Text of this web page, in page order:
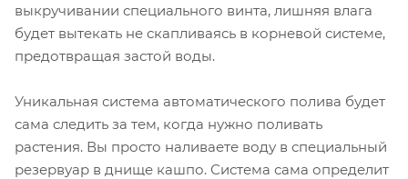
выкручивании специального винта, лишняя влага
будет вытекать не скапливаясь в корневой системе,
предотвращая застой воды.
Уникальная система автоматического полива будет
сама следить за тем, когда нужно поливать
растения. Вы просто наливаете воду в специальный
резервуар в днище кашпо. Система сама определит